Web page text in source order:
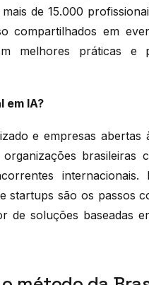
de 15.000
compartilhados em
melhores práticas e
em IA?
e empresas abertas
brasileiras
internacionais.
startups são os passos
soluções baseadas